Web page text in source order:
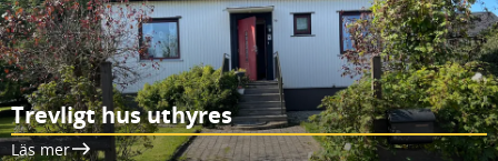
Trevligt hus uthyres
Läs mer